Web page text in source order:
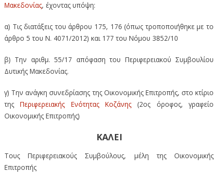
Μακεδονίας, έχοντας υπόψη:
α) Τις διατάξεις του άρθρου 175, 176 (όπως τροποποιήθηκε με το
άρθρο 5 του Ν. 4071/2012) και 177 του Νόμου 3852/10
β) Την αριθμ. 55/17 απόφαση του Περιφερειακού Συμβουλίου
Δυτικής Μακεδονίας.
γ) Την ανάγκη συνεδρίασης της Οικονομικής Επιτροπής, στο κτίριο
τηςΠεριφερειακής Ενότητας Κοζάνης (2ος όροφος, γραφείο
Οικονομικής Επιτροπής)
ΚΑΛΕΙ
Τους Περιφερειακούς Συμβούλους, μέλη της Οικονομικής
Επιτροπής